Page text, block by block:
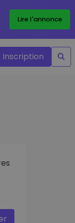
Lire l'annonce
Inscription